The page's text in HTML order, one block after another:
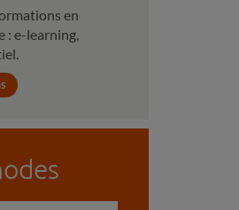
en
: e-learning,